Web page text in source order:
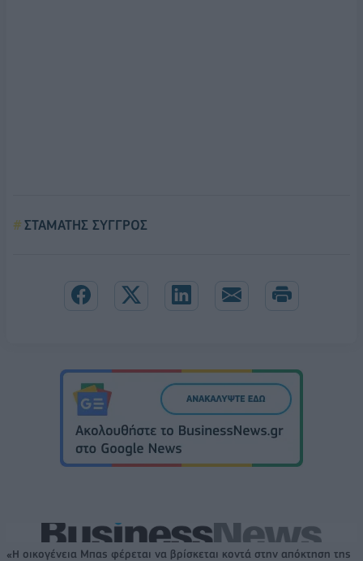
ΣΤΑΜΑΤΗΣ ΣΥΓΓΡΟΣ
«Η οικογένεια Μπας φέρεται να βρίσκεται κοντά στην απόκτηση της